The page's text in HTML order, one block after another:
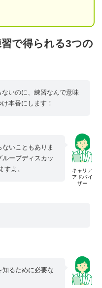
で得られる3つの
いのに、練習なんで意味
本番にします！
キャリア
アドバイ
ザー
いこともありま
ープディスカッ
よ。
知るために必要な